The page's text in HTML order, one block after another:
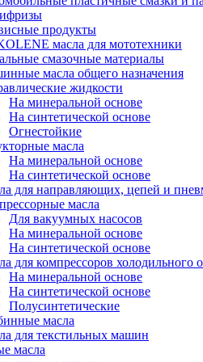
продукты
масла для мототехники
смазочные материалы
масла общего назначения
жидкости
На минеральной основе
На синтетической основе
Огнестойкие
масла
На минеральной основе
На синтетической основе
для направляющих, цепей и
масла
Для вакуумных насосов
На минеральной основе
На синтетической основе
для компрессоров холодильного
На минеральной основе
На синтетической основе
Полусинтетические
масла
для текстильных машин
масла